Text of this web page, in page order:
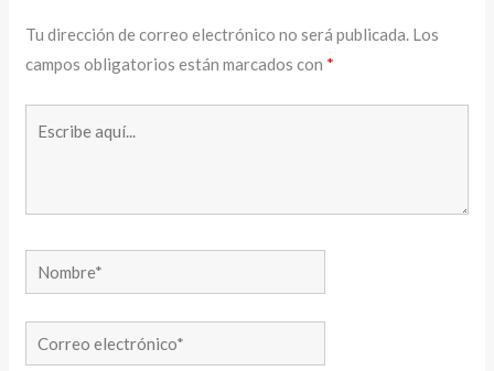
Tu dirección de correo electrónico no será publicada. Los
campos obligatorios están marcados con *
Nombre*
Correo
electrónico*